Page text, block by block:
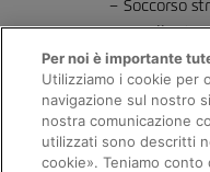
Soccorso
Eccellente
Per noi è importante
Utilizziamo i cookie per
navigazione sul nostro
nostra comunicazione
utilizzati sono descritti
cookie». Teniamo